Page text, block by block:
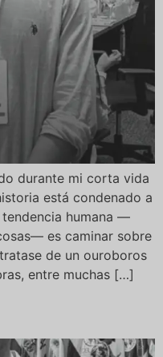
durante mi corta vida
está condenado a
tendencia humana —
es caminar sobre
de un ouroboros
entre muchas […]